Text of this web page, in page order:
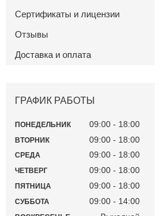
Сертификаты и лицензии
Отзывы
Доставка и оплата
ГРАФИК РАБОТЫ
ПОНЕДЕЛЬНИК 09:00 18:00
ВТОРНИК 09:00 18:00
СРЕДА 09:00 18:00
ЧЕТВЕРГ 09:00 18:00
ПЯТНИЦА 09:00 18:00
СУББОТА 09:00 14:00